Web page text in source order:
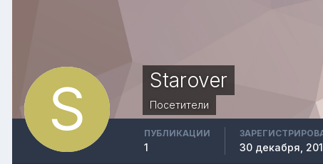
Starover
Посетители
ПУБЛИКАЦИИ
1 30 декабря,